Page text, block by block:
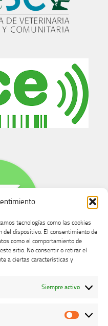
tecnologías como las cookies
del dispositivo. El consentimiento de
como el comportamiento de
sitio. No consentir o retirar el
a ciertas características y
Siempre activo
y sugerencias